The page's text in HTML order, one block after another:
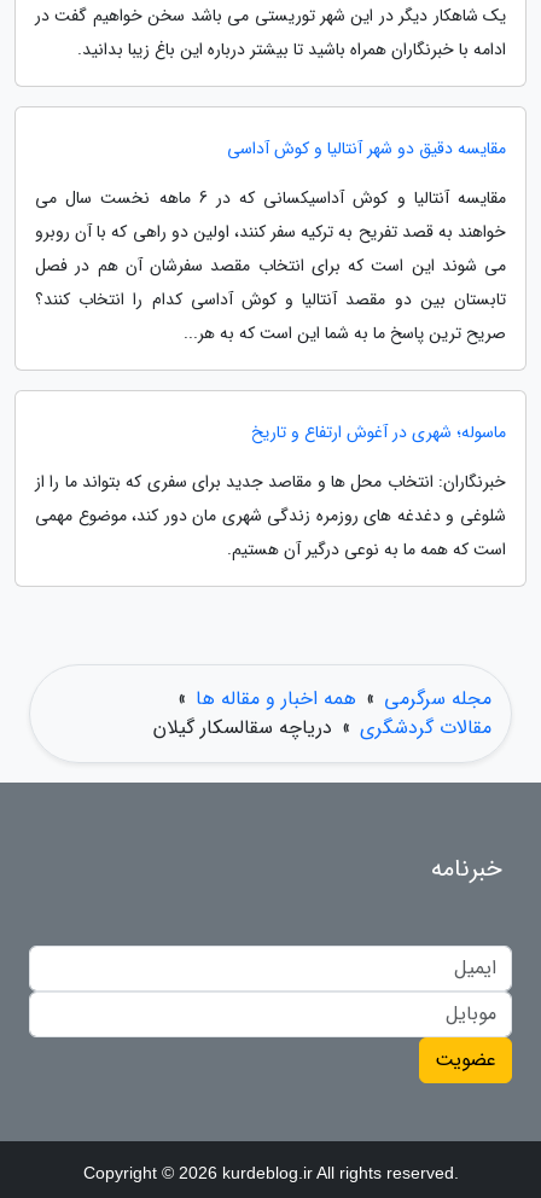
یک شاهکار دیگر در این شهر توریستی می باشد سخن خواهیم گفت در
ادامه با خبرنگاران همراه باشید تا بیشتر درباره این باغ زیبا بدانید.
مقایسه دقیق دو شهر آنتالیا و کوش آداسی
مقایسه آنتالیا و کوش آداسیکسانی که در 6 ماهه نخست سال می
خواهند به قصد تفریح به ترکیه سفر کنند، اولین دو راهی که با آن روبرو
می شوند این است که برای انتخاب مقصد سفرشان آن هم در فصل
تابستان بین دو مقصد آنتالیا و کوش آداسی کدام را انتخاب کنند؟
صریح ترین پاسخ ما به شما این است که به هر...
ماسوله؛ شهری در آغوش ارتفاع و تاریخ
خبرنگاران: انتخاب محل ها و مقاصد جدید برای سفری که بتواند ما را از
شلوغی و دغدغه های روزمره زندگی شهری مان دور کند، موضوع مهمی
است که همه ما به نوعی درگیر آن هستیم.
مجله سرگرمی » همه اخبار و مقاله ها »
مقالات گردشگری » دریاچه سقالسکار گیلان
خبرنامه
عضویت
Copyright © 2026 kurdeblog.ir All rights reserved.